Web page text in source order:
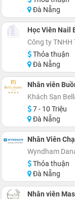
Đà Nẵng
Học Viên Nail
Công ty TNHH
Thỏa thuận
Đà Nẵng
Nhân viên
Khách Sạn
7 - 10 Triệu
Đà Nẵng
Nhân Viên
Wyndham
Thỏa thuận
Đà Nẵng
Nhân viên